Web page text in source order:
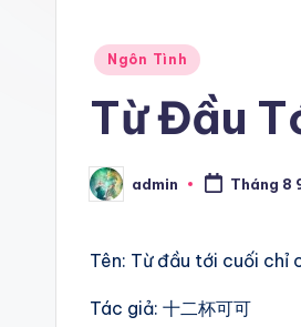
Posted
Ngôn Tình
Từ Đầu
Posted
by
admin Tháng 8
Tên: Từ đầu tới cuối chỉ
Tác giả: 十二杯可可​